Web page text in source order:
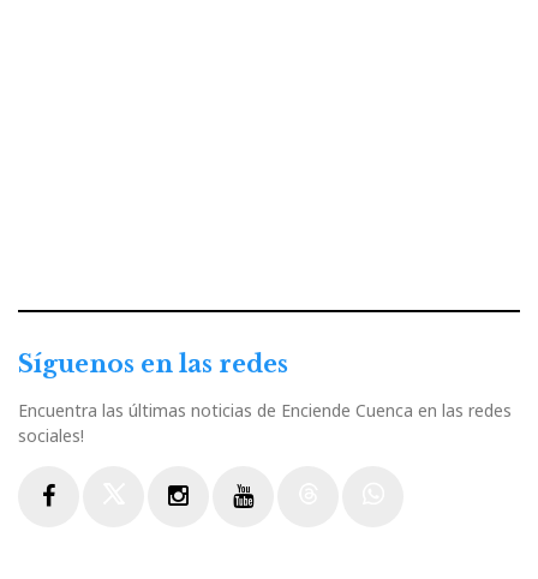
Síguenos en las redes
Encuentra las últimas noticias de Enciende Cuenca en las redes
sociales!